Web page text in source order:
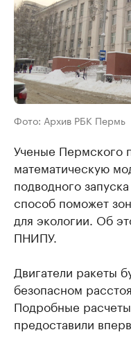
Фото: Архив РБК Пермь
Ученые Пермского
математическую
подводного
способ поможет
для экологии. Об
ПНИПУ.
Двигатели ракеты
безопасном
Подробные
предоставили